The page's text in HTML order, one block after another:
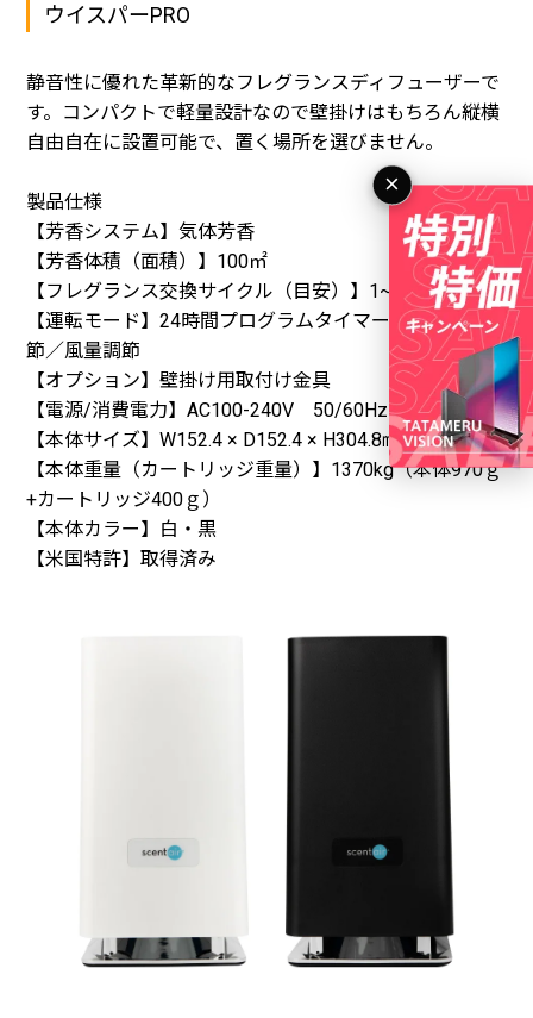
ウイスパーPRO
静音性に優れた革新的なフレグランスディフューザーで
す。コンパクトで軽量設計なので壁掛けはもちろん縦横
自由自在に設置可能で、置く場所を選びません。
製品仕様
【芳香システム】気体芳香
【芳香体積（面積）】100㎡
【フレグランス交換サイクル（目安）】1~2ヶ月
【運転モード】24時間プログラムタイマー／香り濃度調
節／風量調節
【オプション】壁掛け用取付け金具
【電源/消費電力】AC100-240V 50/60Hz 15W以下
【本体サイズ】W152.4 × D152.4 × H304.8㎜
【本体重量（カートリッジ重量）】1370kg（本体970ｇ
+カートリッジ400ｇ）
【本体カラー】白・黒
【米国特許】取得済み
×